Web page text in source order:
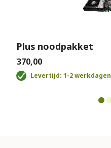
Plus noodpakket
€370,00
Levertijd: 1-2 werkdagen